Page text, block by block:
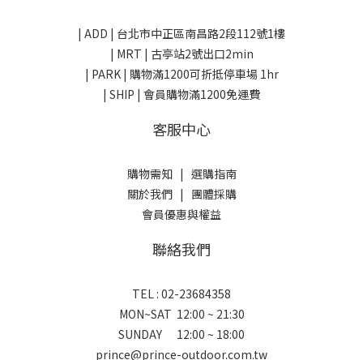
| ADD | 台北市中正區南昌路2段112號1樓
| MRT | 古亭站2號出口2min
| PARK | 購物滿1200可折抵停車場 1hr
| SHIP | 會員購物滿1200免運費
客服中心
購物需知| 選購指南
關於我們| 團體採購
會員優惠與權益
聯絡我們
TEL : 02-23684358
MON~SAT 12:00 ~ 21:30
SUNDAY 12:00 ~ 18:00
prince@prince-outdoor.com.tw